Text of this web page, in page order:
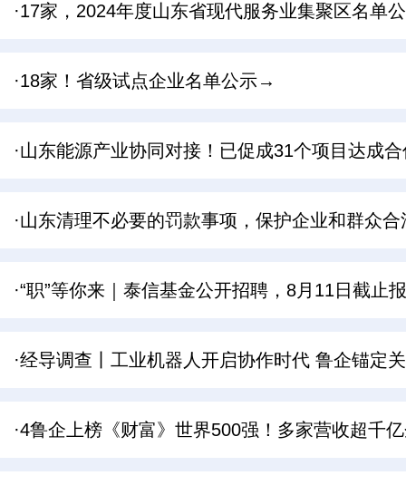
·17家，2024年度山东省现代服务业集聚区名单
·18家！省级试点企业名单公示→
·山东能源产业协同对接！已促成31个项目达成
·山东清理不必要的罚款事项，保护企业和群众合
·“职”等你来｜泰信基金公开招聘，8月11日截止
·经导调查丨工业机器人开启协作时代 鲁企锚定
·4鲁企上榜《财富》世界500强！多家营收超千